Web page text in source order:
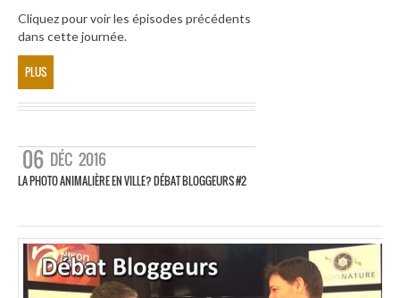
Cliquez pour voir les épisodes précédents
dans cette journée.
PLUS
06 DÉC 2016
LA PHOTO ANIMALIÈRE EN VILLE? DÉBAT BLOGGEURS #2